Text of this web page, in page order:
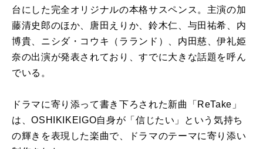
台にした完全オリジナルの本格サスペンス。主演の加
藤清史郎のほか、唐田えりか、鈴木仁、与田祐希、内
博貴、ニシダ・コウキ（ラランド）、内田慈、伊礼姫
奈の出演が発表されており、すでに大きな話題を呼ん
でいる。
ドラマに寄り添って書き下ろされた新曲「ReTake」
は、OSHIKIKEIGO自身が「信じたい」という気持ち
の輝きを表現した楽曲で、ドラマのテーマに寄り添い